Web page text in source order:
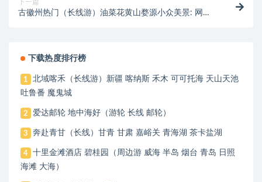
念
下一篇
古徽州热门（长线游）油菜花黄山婺源小众美景: 网红1
下载热度排行榜
1
北域喀禾（长线游）新疆 喀纳斯 禾木 可可托海 天山天池
吐鲁番 魔鬼城
2 爱达邮轮 地中海好（游轮 长线 邮轮）
3 奔赴青甘（长线）甘青 甘肃 嘉峪关 青海湖 茶卡盐湖
4
十里金滩酒店 碧桂园（周边游 威海 半岛 烟台 青岛 日照
海滩 大海）